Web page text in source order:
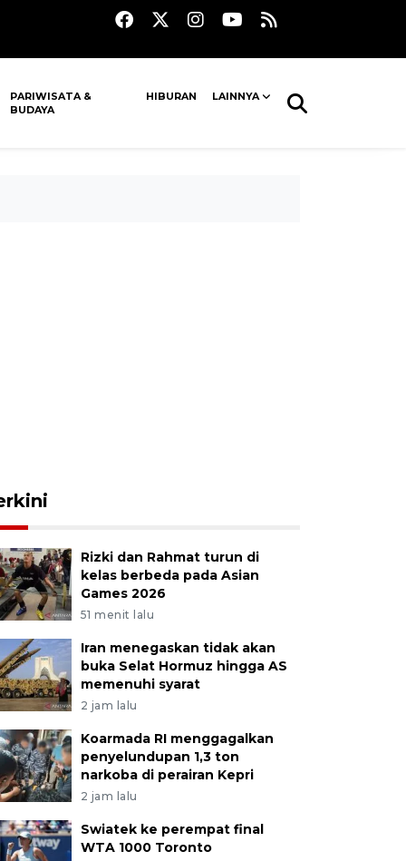
PARIWISATA &
BUDAYA
HIBURAN LAINNYA
Rizki dan Rahmat turun di
kelas berbeda pada Asian
Games 2026
51 menit lalu
Iran menegaskan tidak akan
buka Selat Hormuz hingga AS
memenuhi syarat
2 jam lalu
Koarmada RI menggagalkan
penyelundupan 1,3 ton
narkoba di perairan Kepri
2 jam lalu
Swiatek ke perempat final
WTA 1000 Toronto